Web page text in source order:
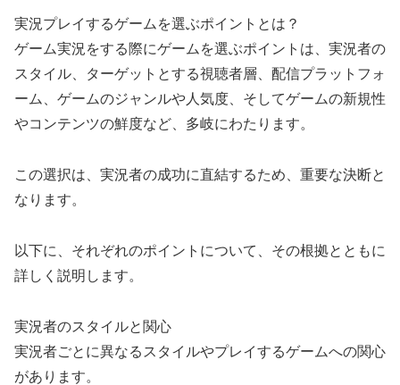
実況プレイするゲームを選ぶポイントとは？
ゲーム実況をする際にゲームを選ぶポイントは、実況者の
スタイル、ターゲットとする視聴者層、配信プラットフォ
ーム、ゲームのジャンルや人気度、そしてゲームの新規性
やコンテンツの鮮度など、多岐にわたります。
この選択は、実況者の成功に直結するため、重要な決断と
なります。
以下に、それぞれのポイントについて、その根拠とともに
詳しく説明します。
実況者のスタイルと関心
実況者ごとに異なるスタイルやプレイするゲームへの関心
があります。